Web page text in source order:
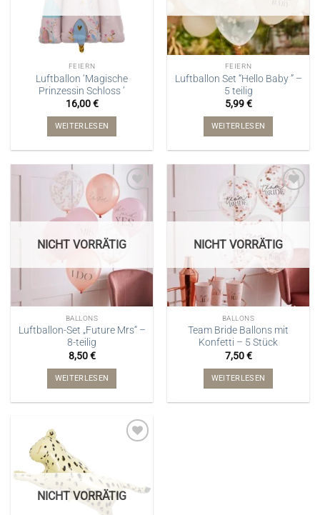
FEIERN
Luftballon ‘Magische
Prinzessin Schloss ’
16,00€
WEITERLESEN
FEIERN
Luftballon Set “Hello Baby ” –
5 teilig
5,99€
WEITERLESEN
NICHT VORRÄTIG
BALLONS
Luftballon-Set „Future Mrs“ –
8-teilig
8,50€
WEITERLESEN
NICHT VORRÄTIG
BALLONS
Team Bride Ballons mit
Konfetti – 5 Stück
7,50€
WEITERLESEN
NICHT VORRÄTIG